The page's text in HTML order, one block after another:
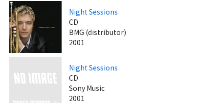
Night Sessions
CD
BMG (distributor)
2001
Night Sessions
CD
Sony Music
2001